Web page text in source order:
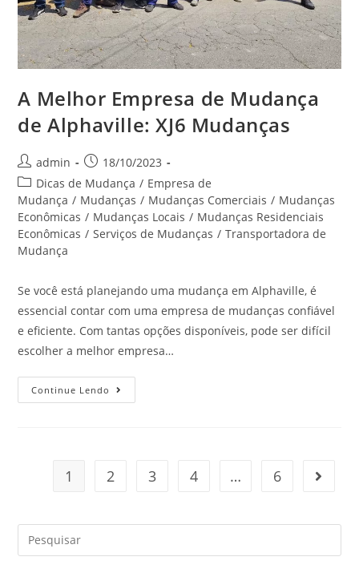
A Melhor Empresa de Mudança
de Alphaville: XJ6 Mudanças
admin
18/10/2023
Dicas de Mudança / Empresa de
Mudança / Mudanças / Mudanças Comerciais / Mudanças
Econômicas / Mudanças Locais / Mudanças Residenciais
Econômicas / Serviços de Mudanças / Transportadora de
Mudança
Se você está planejando uma mudança em Alphaville, é
essencial contar com uma empresa de mudanças confiável
e eficiente. Com tantas opções disponíveis, pode ser difícil
escolher a melhor empresa…
Continue Lendo
1 2 3 4 … 6